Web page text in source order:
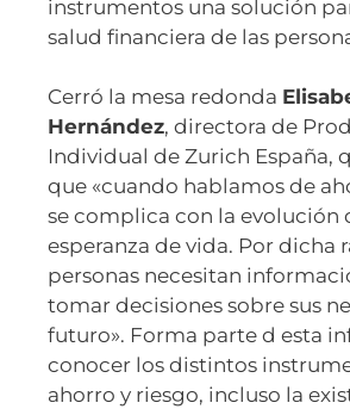
instrumentos una solución
salud financiera de las
Cerró la mesa redonda
Hernández, directora de
Individual de Zurich España,
que «cuando hablamos de
se complica con la evolución
esperanza de vida. Por dicha
personas necesitan
tomar decisiones sobre sus
futuro». Forma parte d esta
conocer los distintos
ahorro y riesgo, incluso la